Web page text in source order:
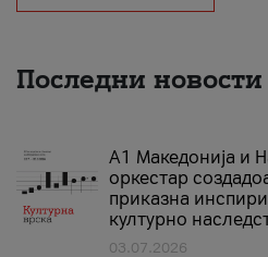
Последни новости
А1 Македонија и
оркестар
приказна
културно
03.07.2026